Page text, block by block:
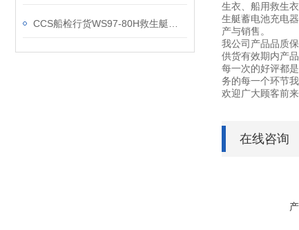
生衣、船用救生
生艇蓄电池充电
产与销售。
我公司产品品质
供货有效期内产
每一次的好评都
务的每一个环节
欢迎广大顾客前
在线咨询